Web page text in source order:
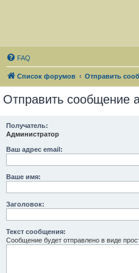
FAQ
Список форумов Отправить
Отправить сообщение
Получатель:
Администратор
Ваш адрес email:
Ваше имя:
Заголовок:
Текст сообщения:
Сообщение будет отправлено в виде